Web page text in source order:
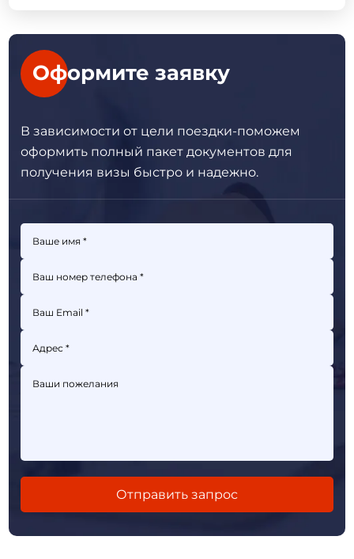
Оформите заявку
В зависимости от цели поездки-поможем
оформить полный пакет документов для
получения визы быстро и надежно.